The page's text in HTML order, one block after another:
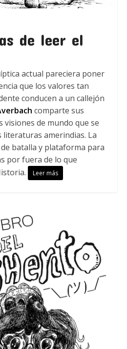
de leer el
actual pareciera poner
que los valores tan
conducen a un callejón
comparte sus
visiones de mundo que se
literaturas amerindias. La
batalla y plataforma para
por fuera de lo que
Leer más